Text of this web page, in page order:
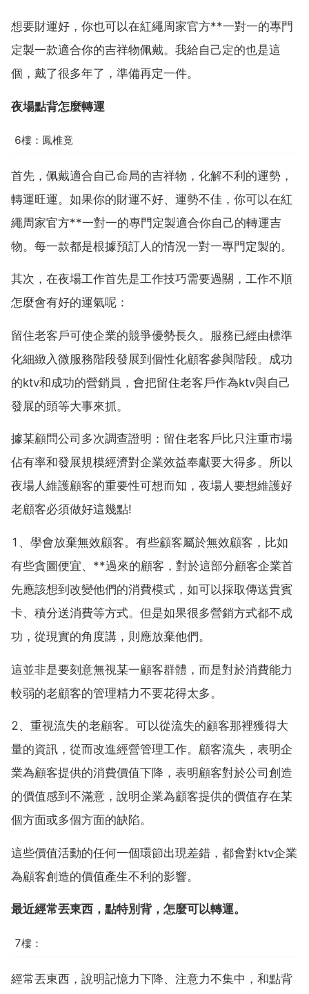
想要財運好，你也可以在紅繩周家官方**一對一的專門
定製一款適合你的吉祥物佩戴。我給自己定的也是這
個，戴了很多年了，準備再定一件。
夜場點背怎麼轉運
6樓：鳳椎竟
首先，佩戴適合自己命局的吉祥物，化解不利的運勢，
轉運旺運。如果你的財運不好、運勢不佳，你可以在紅
繩周家官方**一對一的專門定製適合你自己的轉運吉
物。每一款都是根據預訂人的情況一對一專門定製的。
其次，在夜場工作首先是工作技巧需要過關，工作不順
怎麼會有好的運氣呢：
留住老客戶可使企業的競爭優勢長久。服務已經由標準
化細緻入微服務階段發展到個性化顧客參與階段。成功
的ktv和成功的營銷員，會把留住老客戶作為ktv與自己
發展的頭等大事來抓。
據某顧問公司多次調查證明：留住老客戶比只注重市場
佔有率和發展規模經濟對企業效益奉獻要大得多。所以
夜場人維護顧客的重要性可想而知，夜場人要想維護好
老顧客必須做好這幾點!
1、學會放棄無效顧客。有些顧客屬於無效顧客，比如
有些貪圖便宜、**過來的顧客，對於這部分顧客企業首
先應該想到改變他們的消費模式，如可以採取傳送貴賓
卡、積分送消費等方式。但是如果很多營銷方式都不成
功，從現實的角度講，則應放棄他們。
這並非是要刻意無視某一顧客群體，而是對於消費能力
較弱的老顧客的管理精力不要花得太多。
2、重視流失的老顧客。可以從流失的顧客那裡獲得大
量的資訊，從而改進經營管理工作。顧客流失，表明企
業為顧客提供的消費價值下降，表明顧客對於公司創造
的價值感到不滿意，說明企業為顧客提供的價值存在某
個方面或多個方面的缺陷。
這些價值活動的任何一個環節出現差錯，都會對ktv企業
為顧客創造的價值產生不利的影響。
最近經常丟東西，點特別背，怎麼可以轉運。
7樓：
經常丟東西，說明記憶力下降、注意力不集中，和點背